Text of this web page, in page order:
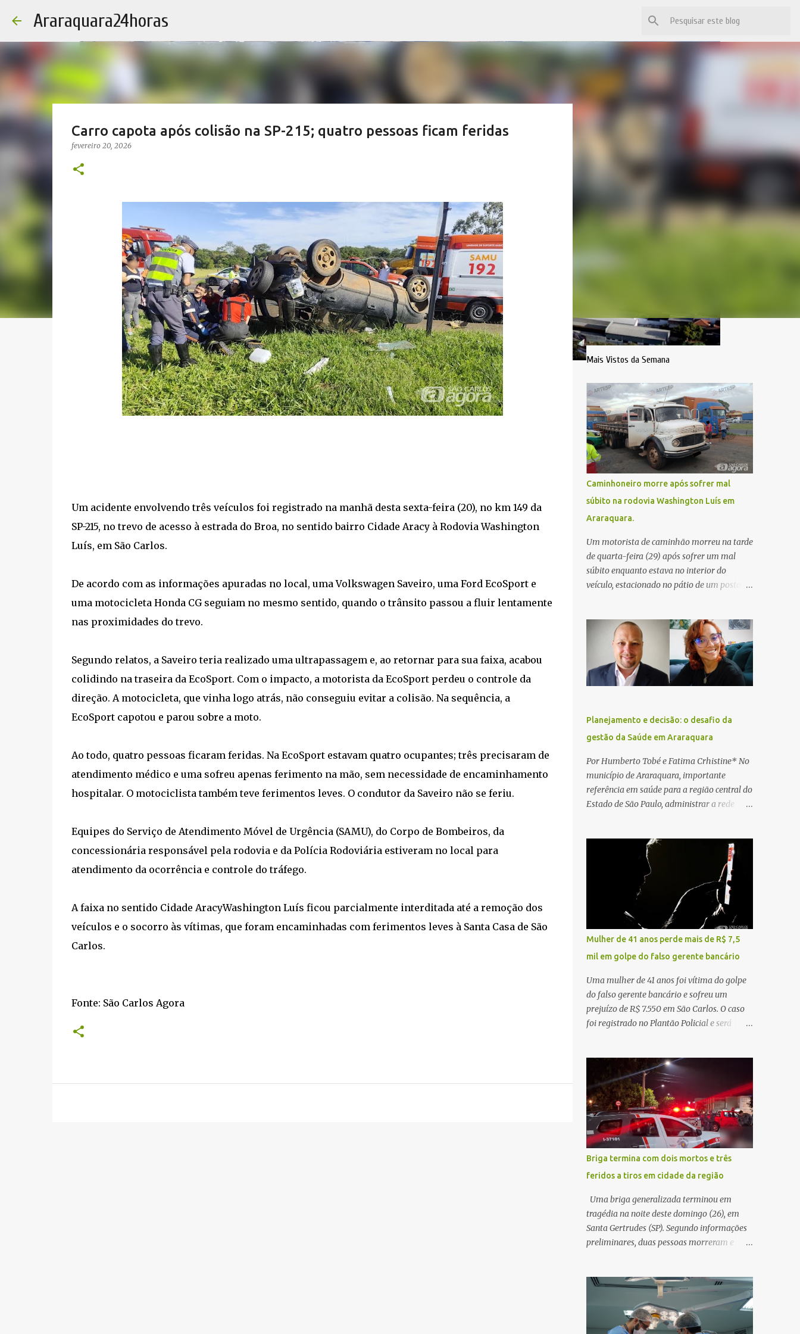
Araraquara24horas
Carro capota após colisão na SP-215; quatro pessoas ficam feridas
fevereiro 20, 2026
Um acidente envolvendo três veículos foi registrado na manhã desta sexta-feira (20), no km 149 da
SP-215, no trevo de acesso à estrada do Broa, no sentido bairro Cidade Aracy à Rodovia Washington
Luís, em São Carlos.
De acordo com as informações apuradas no local, uma Volkswagen Saveiro, uma Ford EcoSport e
uma motocicleta Honda CG seguiam no mesmo sentido, quando o trânsito passou a fluir lentamente
nas proximidades do trevo.
Segundo relatos, a Saveiro teria realizado uma ultrapassagem e, ao retornar para sua faixa, acabou
colidindo na traseira da EcoSport. Com o impacto, a motorista da EcoSport perdeu o controle da
direção. A motocicleta, que vinha logo atrás, não conseguiu evitar a colisão. Na sequência, a
EcoSport capotou e parou sobre a moto.
Ao todo, quatro pessoas ficaram feridas. Na EcoSport estavam quatro ocupantes; três precisaram de
atendimento médico e uma sofreu apenas ferimento na mão, sem necessidade de encaminhamento
hospitalar. O motociclista também teve ferimentos leves. O condutor da Saveiro não se feriu.
Equipes do Serviço de Atendimento Móvel de Urgência (SAMU), do Corpo de Bombeiros, da
concessionária responsável pela rodovia e da Polícia Rodoviária estiveram no local para
atendimento da ocorrência e controle do tráfego.
A faixa no sentido Cidade AracyWashington Luís ficou parcialmente interditada até a remoção dos
veículos e o socorro às vítimas, que foram encaminhadas com ferimentos leves à Santa Casa de São
Carlos.
Fonte: São Carlos Agora
Mais Vistos da Semana
Caminhoneiro morre após sofrer mal
súbito na rodovia Washington Luís em
Araraquara.
Um motorista de caminhão morreu na tarde
de quarta-feira (29) após sofrer um mal
súbito enquanto estava no interior do
veículo, estacionado no pátio de um posto de
Araraquara. De acordo com informações da
Artesp, a concessionária foi acionada por
meio do telefone 0800 após relatos de que
havia um condutor inconsciente dentro de
um caminhão. Equipes de resgate foram
encontraram a vítima em parada
cardiorrespiratória. Os socorristas iniciaram
imediatamente as manobras de reanimação
cardiopulmonar (RCP), porém, apesar de
todos os esforços, o motorista não
respondeu aos procedimentos. Às 17h03,
médicos da Unidade de Suporte Avançado
Planejamento e decisão: o desafio da
gestão da Saúde em Araraquara
Por Humberto Tobé e Fatima Crhistine* No
município de Araraquara, importante
referência em saúde para a região central do
Estado de São Paulo, administrar a rede
A cidade concentra hospitais, unidades
especializadas e serviços de média e alta
complexidade que atendem pacientes não
apenas do município, mas também de
diversas cidades do entorno, ampliando
significativamente a responsabilidade da
gestão sobre o Sistema Único de Saúde
(SUS). Nos últimos anos, o Governo Federal
tem ampliado investimentos destinados ao
fortalecimento da atenção básica, da
infraestrutura hospitalar e da
regionalização dos serviços de saúde.
Entretanto, em um cenário de demandas
pública não é apenas investir mais, mas
decidir melhor onde investir para produzir o
maior benefício possível à população. Essa
reflexão encontra respaldo tanto na teoria
da admini...
Mulher de 41 anos perde mais de R$ 7,5
mil em golpe do falso gerente bancário
Uma mulher de 41 anos foi vítima do golpe
do falso gerente bancário e sofreu um
prejuízo de R$ 7.550 em São Carlos. O caso
foi registrado no Plantão Policial e será
ocorrência, a vítima recebeu contato pelo
WhatsApp de um homem que afirmava ser
o novo gerente da conta bancária da
empresa. O suspeito alegou que seria
necessário atualizar o cadastro da conta e
passou a orientar a vítima sobre os
procedimentos que deveriam ser realizados.
Dias depois, o golpista enviou um
documento em PDF simulando uma
comunicação oficial da instituição
financeira. Na sequência, entrou em contato
por telefone e encaminhou um link,
orientando a vítima a acessá-lo pelo
procedimento, a conta bancária ficou
bloqueada por algumas horas. Sem
conseguir acessar o sistema, a vítima tentou
novamente contato com o suposto gerente,
Briga termina com dois mortos e três
feridos a tiros em cidade da região
Uma briga generalizada terminou em
tragédia na noite deste domingo (26), em
Santa Gertrudes (SP). Segundo informações
preliminares, duas pessoas morreram e
adega. O caso aconteceu por volta das
20h40, na região da Avenida João Vitte. De
acordo com as primeiras informações, a
confusão teria começado dentro do